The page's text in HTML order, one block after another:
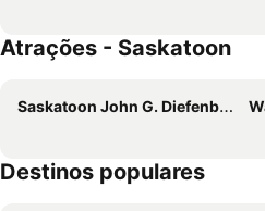
Atrações - Saskatoon
Saskatoon John G. Diefenbaker International Airport
Destinos populares